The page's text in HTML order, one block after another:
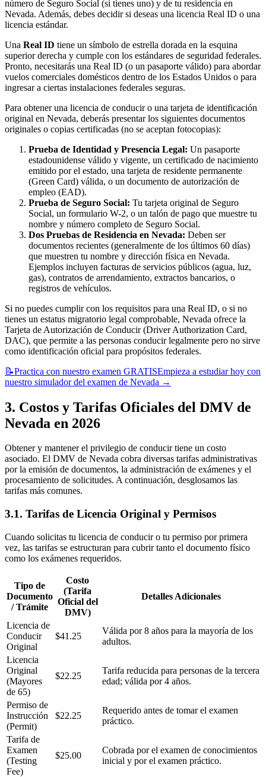
número de Seguro Social (si tienes uno) y de tu residencia en
Nevada. Además, debes decidir si deseas una licencia Real ID o una
licencia estándar.
Una Real ID tiene un símbolo de estrella dorada en la esquina
superior derecha y cumple con los estándares de seguridad federales.
Pronto, necesitarás una Real ID (o un pasaporte válido) para abordar
vuelos comerciales domésticos dentro de los Estados Unidos o para
ingresar a ciertas instalaciones federales seguras.
Para obtener una licencia de conducir o una tarjeta de identificación
original en Nevada, deberás presentar los siguientes documentos
originales o copias certificadas (no se aceptan fotocopias):
Prueba de Identidad y Presencia Legal: Un pasaporte
estadounidense válido y vigente, un certificado de nacimiento
emitido por el estado, una tarjeta de residente permanente
(Green Card) válida, o un documento de autorización de
empleo (EAD).
Prueba de Seguro Social: Tu tarjeta original de Seguro
Social, un formulario W-2, o un talón de pago que muestre tu
nombre y número completo de Seguro Social.
Dos Pruebas de Residencia en Nevada: Deben ser
documentos recientes (generalmente de los últimos 60 días)
que muestren tu nombre y dirección física en Nevada.
Ejemplos incluyen facturas de servicios públicos (agua, luz,
gas), contratos de arrendamiento, extractos bancarios, o
registros de vehículos.
Si no puedes cumplir con los requisitos para una Real ID, o si no
tienes un estatus migratorio legal comprobable, Nevada ofrece la
Tarjeta de Autorización de Conducir (Driver Authorization Card,
DAC), que permite a las personas conducir legalmente pero no sirve
como identificación oficial para propósitos federales.
📝Practica con nuestro examen GRATISEmpieza a estudiar hoy con
nuestro simulador del examen de Nevada →
3. Costos y Tarifas Oficiales del DMV de
Nevada en 2026
Obtener y mantener el privilegio de conducir tiene un costo
asociado. El DMV de Nevada cobra diversas tarifas administrativas
por la emisión de documentos, la administración de exámenes y el
procesamiento de solicitudes. A continuación, desglosamos las
tarifas más comunes.
3.1. Tarifas de Licencia Original y Permisos
Cuando solicitas tu licencia de conducir o tu permiso por primera
vez, las tarifas se estructuran para cubrir tanto el documento físico
como los exámenes requeridos.
Tipo de
Documento
/ Trámite
Costo
(Tarifa
Oficial del
DMV)
Detalles Adicionales
Licencia de
Conducir
Original
$41.25
Válida por 8 años para la mayoría de los
adultos.
Licencia
Original
(Mayores
de 65)
$22.25
Tarifa reducida para personas de la tercera
edad; válida por 4 años.
Permiso de
Instrucción
(Permit)
$22.25
Requerido antes de tomar el examen
práctico.
Tarifa de
Examen
(Testing
Fee)
$25.00
Cobrada por el examen de conocimientos
inicial y por el examen práctico.